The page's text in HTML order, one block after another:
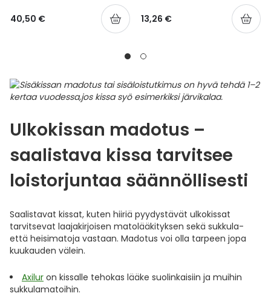
40,50 € 13,26 €
Ulkokissan madotus –
saalistava kissa tarvitsee
loistorjuntaa säännöllisesti
Saalistavat kissat, kuten hiiriä pyydystävät ulkokissat
tarvitsevat laajakirjoisen matolääkityksen sekä sukkula-
että heisimatoja vastaan. Madotus voi olla tarpeen jopa
kuukauden välein.
Axilur on kissalle tehokas lääke suolinkaisiin ja muihin
sukkulamatoihin.